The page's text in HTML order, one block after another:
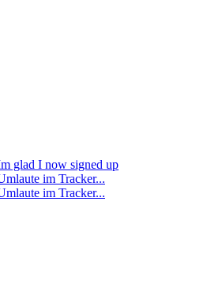
glad I now signed up
im Tracker...
im Tracker...